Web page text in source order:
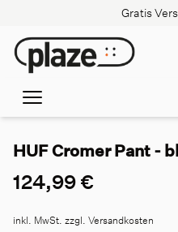
Gratis
HUF Cromer Pant -
124,99 €
inkl. MwSt. zzgl. Versandkosten